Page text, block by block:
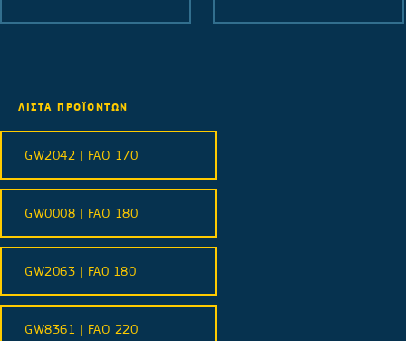
ΛΙΣΤΑ ΠΡΟΪΟΝΤΩΝ
GW2042 | FAO 170
GW0008 | FAO 180
GW2063 | FA0 180
GW8361 | FAO 220